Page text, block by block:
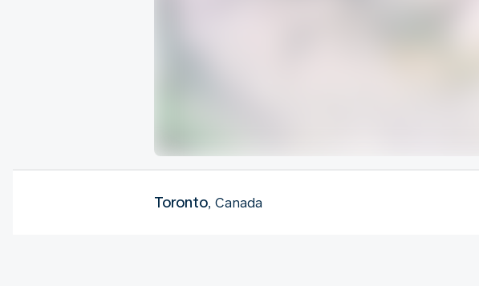
Toronto, Canada